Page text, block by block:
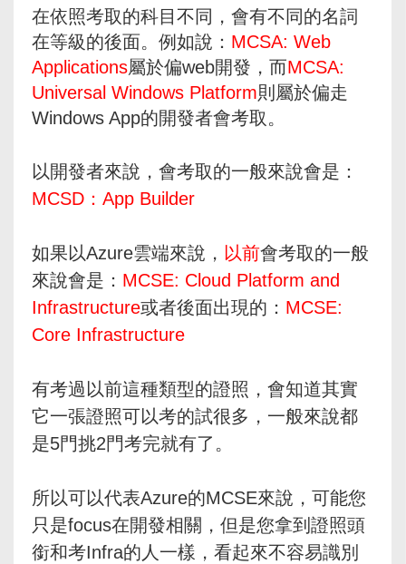
在依照考取的科目不同，會有不同的名詞
在等級的後面。例如說： MCSA: Web
Applications屬於偏web開發，而MCSA:
Universal Windows Platform則屬於偏走
Windows App的開發者會考取。
以開發者來說，會考取的一般來說會是：
MCSD：App Builder
如果以Azure雲端來說， 以前會考取的一般
來說會是： MCSE: Cloud Platform and
Infrastructure或者後面出現的： MCSE:
Core Infrastructure
有考過以前這種類型的證照，會知道其實
它一張證照可以考的試很多，一般來說都
是5門挑2門考完就有了。
所以可以代表Azure的MCSE來說，可能您
只是focus在開發相關，但是您拿到證照頭
銜和考Infra的人一樣，看起來不容易識別